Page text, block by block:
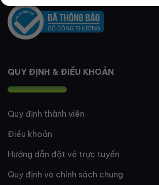
QUY ĐỊNH & ĐIỀU KHOẢN
Quy định thành viên
Điều khoản
Hướng dẫn đặt vé trực tuyến
Quy định và chính sách chung